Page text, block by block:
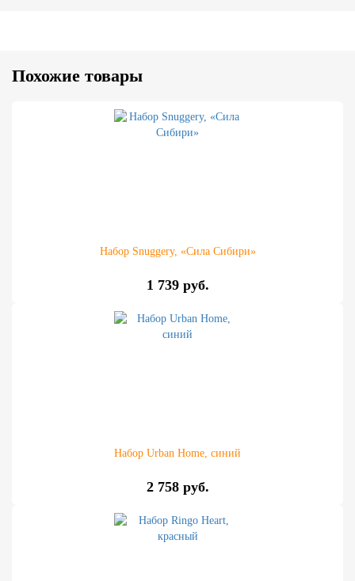
Похожие товары
Набор Snuggery, «Сила Сибири»
1 739 руб.
Набор Urban Home, синий
2 758 руб.